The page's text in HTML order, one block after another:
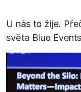
U nás to žije.
světa Blue